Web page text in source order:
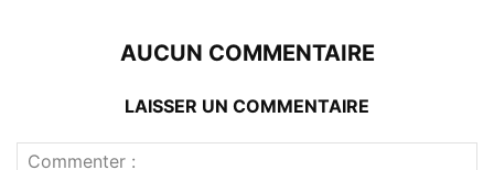
AUCUN COMMENTAIRE
LAISSER UN COMMENTAIRE